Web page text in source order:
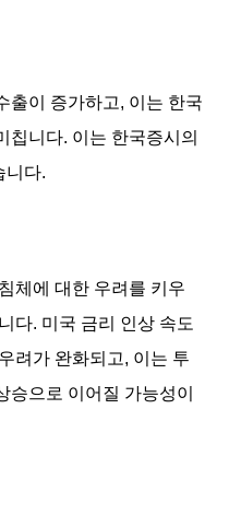
출이 증가하고, 이는 한국
칩니다. 이는 한국증시의
니다.
체에 대한 우려를 키우
다. 미국 금리 인상 속도
려가 완화되고, 이는 투
승으로 이어질 가능성이